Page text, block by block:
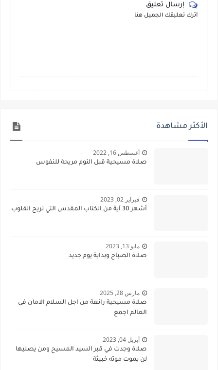
إرسال تعليق
أترك تعليقك الجميل هنا
الأكثر مشاهدة
أغسطس 16, 2022
صلاة مسيحية قبل النوم مريحة للنفوس
فبراير 02, 2023
أشهر 30 آية من الكتاب المقدس التي تريح القلوب
مايو 13, 2023
صلاة الصباح وبداية يوم جديد
مارس 28, 2025
صلاة مسيحية رائعة من اجل السلام الامان في
العالم اجمع
أبريل 04, 2023
صلاة وجدت في قبر السيد المسيح ومن يصليها
لن يموت موته خبيثة